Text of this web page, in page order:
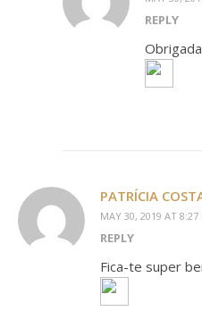
REPLY
PATRÍCIA
MAY 30, 2019 AT 8:27
REPLY
Fica-te super